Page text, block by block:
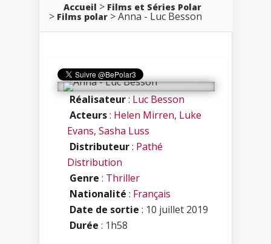
Accueil
Films et Séries Polar
Films polar
Anna - Luc Besson
Réalisateur: Luc Besson
Acteurs: Helen Mirren, Luke
Evans, Sasha Luss
Distributeur: Pathé
Distribution
Genre : Thriller
Nationalité : Français
Date de sortie : 10 juillet 2019
Durée : 1h58